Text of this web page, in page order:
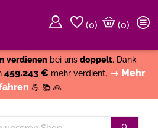
(0)
(0)
verdienen bei uns doppelt. Dank
459.243 € mehr verdient. → Mehr
💪 📚 🙏